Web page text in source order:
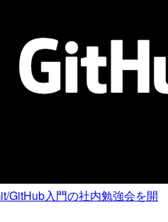
GitHub入門の社内勉強会を開